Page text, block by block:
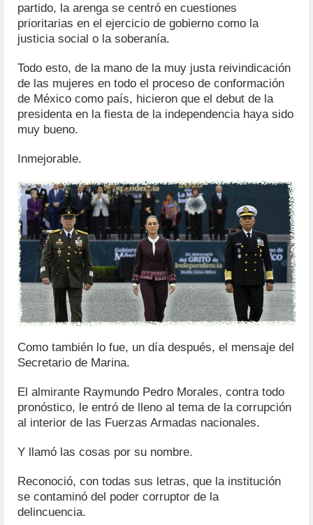
partido, la arenga se centró en cuestiones
prioritarias en el ejercicio de gobierno como la
justicia social o la soberanía.
Todo esto, de la mano de la muy justa reivindicación
de las mujeres en todo el proceso de conformación
de México como país, hicieron que el debut de la
presidenta en la fiesta de la independencia haya sido
muy bueno.
Inmejorable.
Como también lo fue, un día después, el mensaje del
Secretario de Marina.
El almirante Raymundo Pedro Morales, contra todo
pronóstico, le entró de lleno al tema de la corrupción
al interior de las Fuerzas Armadas nacionales.
Y llamó las cosas por su nombre.
Reconoció, con todas sus letras, que la institución
se contaminó del poder corruptor de la
delincuencia.